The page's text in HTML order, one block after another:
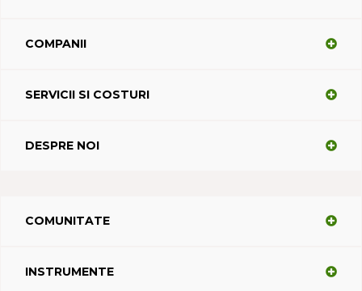
COMPANII
SERVICII SI COSTURI
DESPRE NOI
COMUNITATE
INSTRUMENTE